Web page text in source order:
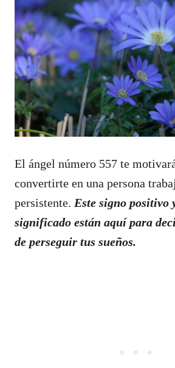
El ángel número 557 te
convertirte en una persona
persistente. Este signo positivo
significado están aquí para
de perseguir tus sueños.